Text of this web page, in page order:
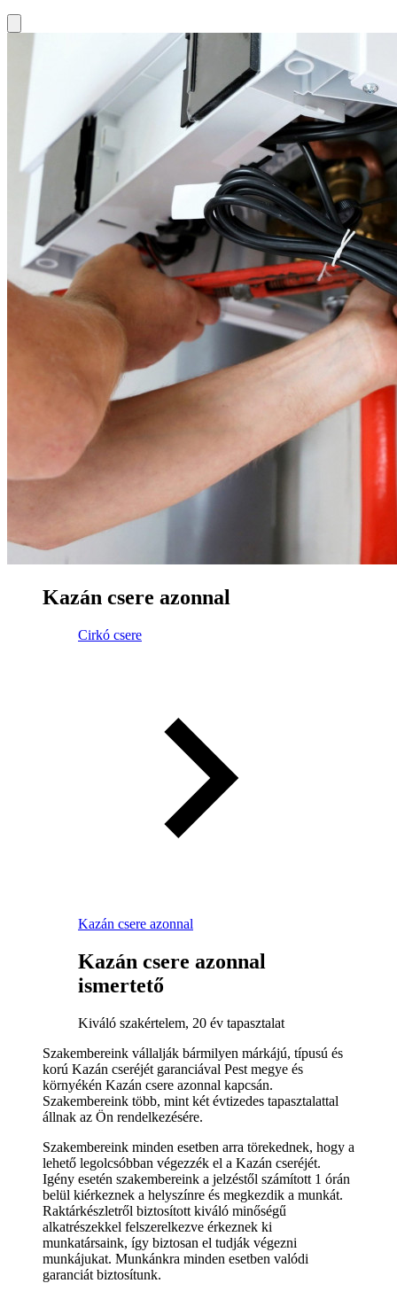
Kazán csere azonnal
Cirkó csere
Kazán csere azonnal
Kazán csere azonnal
ismertető
Kiváló szakértelem, 20 év tapasztalat
Szakembereink vállalják bármilyen márkájú, típusú és
korú Kazán cseréjét garanciával Pest megye és
környékén Kazán csere azonnal kapcsán.
Szakembereink több, mint két évtizedes tapasztalattal
állnak az Ön rendelkezésére.
Szakembereink minden esetben arra törekednek, hogy a
lehető legolcsóbban végezzék el a Kazán cseréjét.
Igény esetén szakembereink a jelzéstől számított 1 órán
belül kiérkeznek a helyszínre és megkezdik a munkát.
Raktárkészletről biztosított kiváló minőségű
alkatrészekkel felszerelkezve érkeznek ki
munkatársaink, így biztosan el tudják végezni
munkájukat. Munkánkra minden esetben valódi
garanciát biztosítunk.